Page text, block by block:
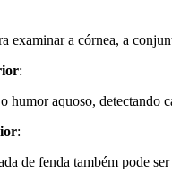
examinar a córnea, a
:
humor aquoso, detectando
:
de fenda também pode